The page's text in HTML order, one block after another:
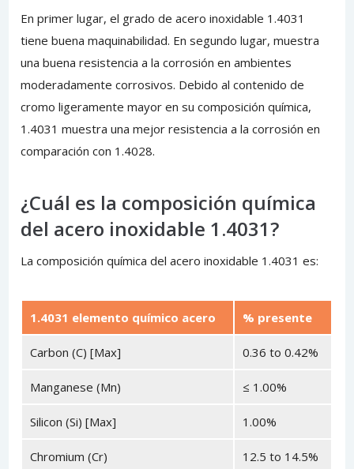
En primer lugar, el grado de acero inoxidable 1.4031
tiene buena maquinabilidad. En segundo lugar, muestra
una buena resistencia a la corrosión en ambientes
moderadamente corrosivos. Debido al contenido de
cromo ligeramente mayor en su composición química,
1.4031 muestra una mejor resistencia a la corrosión en
comparación con 1.4028.
¿Cuál es la composición química
del acero inoxidable 1.4031?
La composición química del acero inoxidable 1.4031 es:
1.4031 elemento químico acero % presente
Carbon (C) [Max] 0.36 to 0.42%
Manganese (Mn) ≤ 1.00%
Silicon (Si) [Max] 1.00%
Chromium (Cr) 12.5 to 14.5%